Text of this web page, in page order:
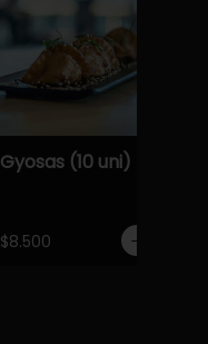
Gyosas (10 uni)
$8.500